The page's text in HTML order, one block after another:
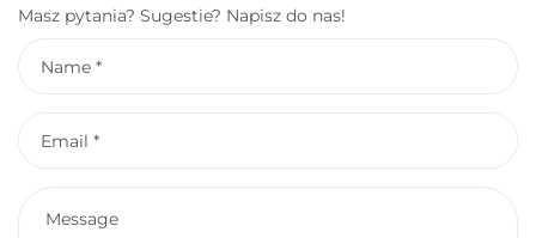
Masz pytania? Sugestie? Napisz do nas!